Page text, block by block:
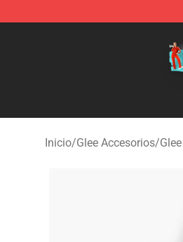
Glee Store - Official Glee
Inicio/Glee Accesorios/